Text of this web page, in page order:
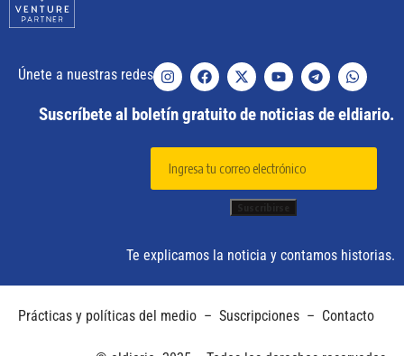
Únete a nuestras redes
Suscríbete al boletín gratuito de noticias de eldiario.
Te explicamos la noticia y contamos historias.
Prácticas y políticas del medio – Suscripciones – Contacto